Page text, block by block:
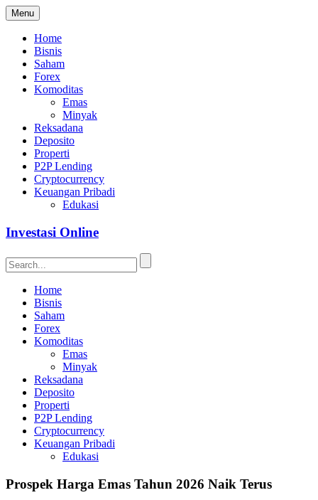
Menu
Home
Bisnis
Saham
Forex
Komoditas
Emas
Minyak
Reksadana
Deposito
Properti
P2P Lending
Cryptocurrency
Keuangan Pribadi
Edukasi
Investasi Online
Home
Bisnis
Saham
Forex
Komoditas
Emas
Minyak
Reksadana
Deposito
Properti
P2P Lending
Cryptocurrency
Keuangan Pribadi
Edukasi
Prospek Harga Emas Tahun 2026 Naik Terus